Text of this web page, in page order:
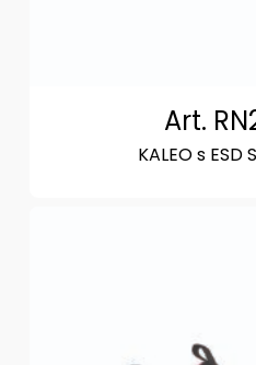
Art.
KALEO s ESD